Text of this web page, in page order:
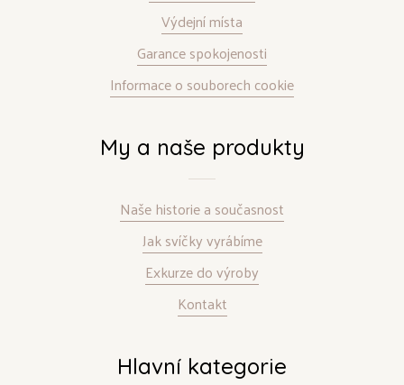
Výdejní místa
Garance spokojenosti
Informace o souborech cookie
My a naše produkty
Naše historie a současnost
Jak svíčky vyrábíme
Exkurze do výroby
Kontakt
Hlavní kategorie